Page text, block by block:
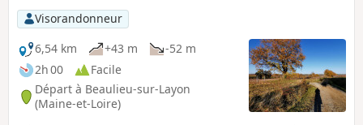
Visorandonneur
6,54 km
+43 m
-52 m
2h 00
Facile
Départ à Beaulieu-sur-Layon
(Maine-et-Loire)